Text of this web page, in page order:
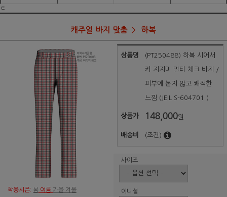
ㅌ
캐주얼 바지 맞춤 하복
착용시즌: 봄 여름 가을 겨울
상품명 (PT250488) 하복 시어서
커 지지미 멀티 체크 바지 /
피부에 붙지 않고 쾌적한
느낌 (JEIL S-604701 )
상품가 148,000원
배송비 (조건)
사이즈
이니셜